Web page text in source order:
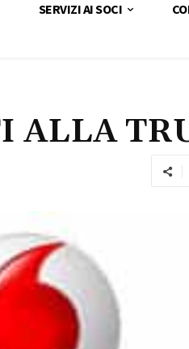
SERVIZI AI SOCI
ALLA